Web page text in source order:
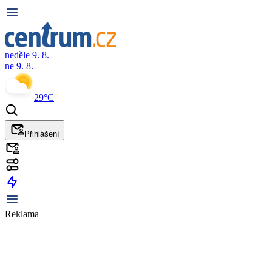
neděle 9. 8.
ne 9. 8.
29°C
Přihlášení
Reklama